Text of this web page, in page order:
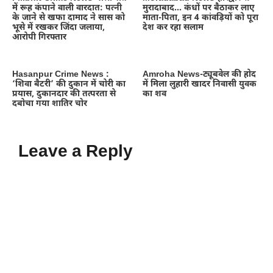
में रूह कंपाने वाली वारदात: पत्नी
के जाने से खफा दामाद ने सास को
भूसे में रखकर जिंदा जलाया,
आरोपी गिरफ्तार
मुरादाबाद… कंधों पर बैठाकर लाए
माता-पिता, इन 4 कांवड़ियों को पूरा
देश कर रहा सलाम
Hasanpur Crime News :
‘शिवा बैटरी’ की दुकान में चोरी का
प्रयास, दुकानदार की तत्परता से
दबोचा गया शातिर चोर
Amroha News-ट्यूबवेल की होद
में मिला लुहारी खादर निवासी युवक
का शव
Leave a Reply